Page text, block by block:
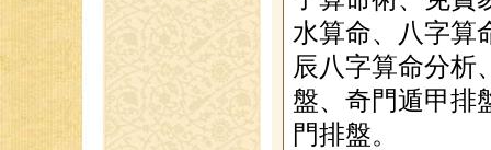
水算命、八字算
辰八字算命分析
盤、奇門遁甲排
門排盤。